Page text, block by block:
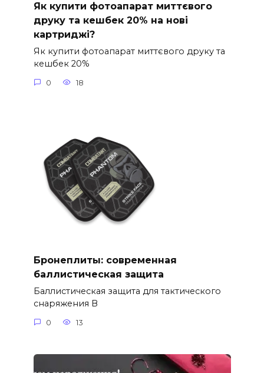
Як купити фотоапарат миттєвого
друку та кешбек 20% на нові
картриджі?
Як купити фотоапарат миттєвого друку та
кешбек 20%
0 18
Бронеплиты: современная
баллистическая защита
Баллистическая защита для тактического
снаряжения В
0 13